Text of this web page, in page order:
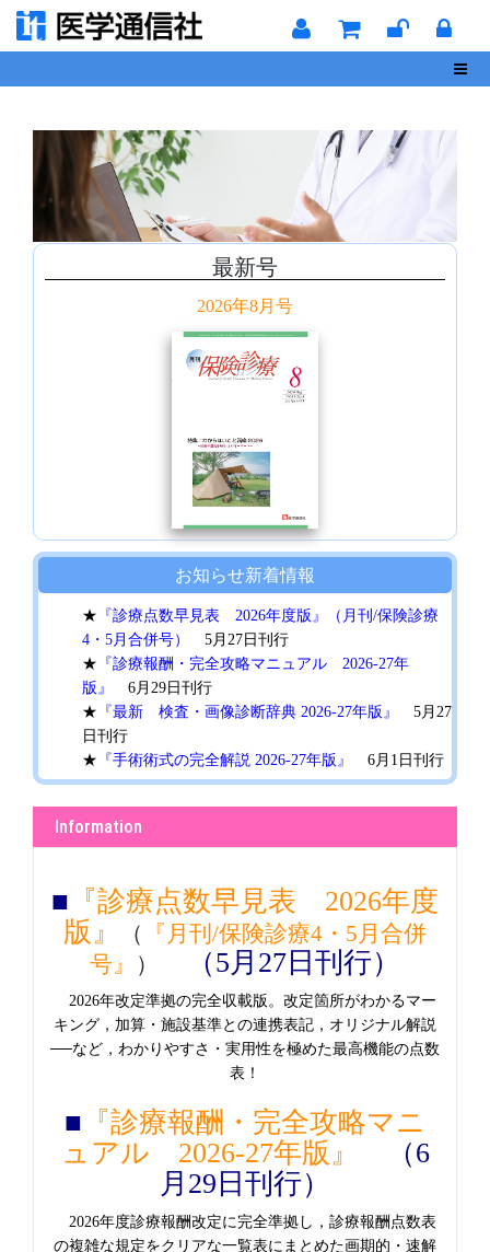
最新号
2026年8月号
お知らせ新着情報
★ 『診療点数早見表 2026年度版』（月刊/保険診療
4・5月合併号）
5月27日刊行
★ 『診療報酬・完全攻略マニュアル 2026-27年
版』
6月29日刊行
★ 『最新 検査・画像診断辞典 2026-27年版』
5月27
日刊行
★ 『手術術式の完全解説 2026-27年版』
6月1日刊行
★『臨床手技の完全解説 2026-27年版』6月1日刊行
Information
■ 『診療点数早見表 2026年度
版』
（
『月刊/保険診療4・5月合併
号』
） （5月27日刊行）
2026年改定準拠の完全収載版。改定箇所がわかるマー
キング，加算・施設基準との連携表記，オリジナル解説
──など，わかりやすさ・実用性を極めた最高機能の点数
表！
■ 『診療報酬・完全攻略マニ
ュアル 2026-27年版』
（6
月29日刊行）
2026年度診療報酬改定に完全準拠し，診療報酬点数表
の複雑な規定をクリアな一覧表にまとめた画期的・速解